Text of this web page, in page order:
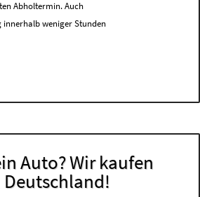
Abholtermin. Auch
innerhalb weniger Stunden
Auto? Wir kaufen